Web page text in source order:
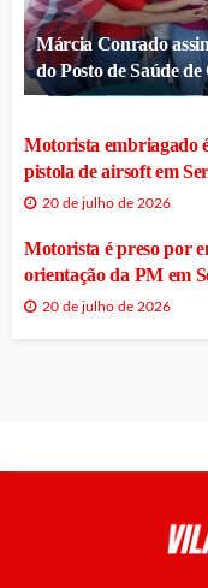
Márcia Conrado
do Posto de Saúde
Motorista embriagado
pistola de airsoft em
20 de julho de 2026
Motorista é preso por
orientação da PM em
20 de julho de 2026